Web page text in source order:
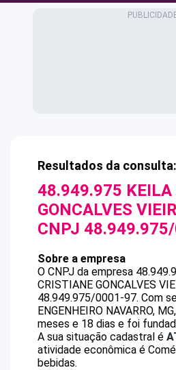
Resultados da consulta:
48.949.975 KEILA
GONCALVES
CNPJ
Sobre a empresa
O CNPJ da empresa
CRISTIANE GONCALVES
48.949.975/0001-97. Com
ENGENHEIRO NAVARRO,
meses e 18 dias e foi
A sua situação cadastral é
atividade econômica é
bebidas.